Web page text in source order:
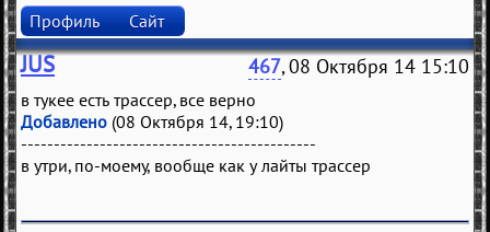
Профиль Сайт
JUS 467, 08 Октября 14 15:10
в тукее есть трассер, все верно
Добавлено (08 Октября 14, 19:10)
---------------------------------------------
в утри, по-моему, вообще как у лайты трассер